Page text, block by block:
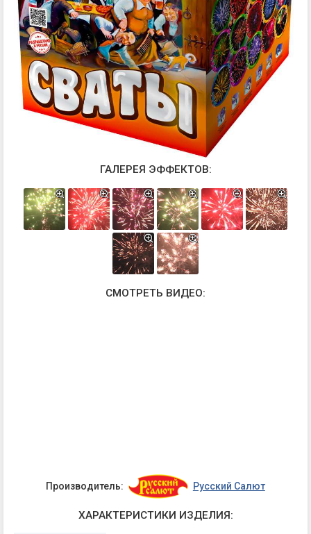
ГАЛЕРЕЯ ЭФФЕКТОВ:
СМОТРЕТЬ ВИДЕО:
Производитель: Русский Салют
ХАРАКТЕРИСТИКИ ИЗДЕЛИЯ: